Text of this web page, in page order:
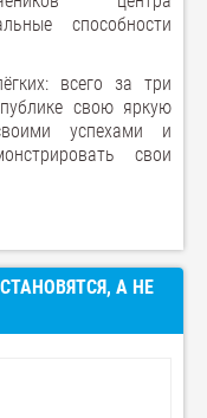
способности
всего за три
свою яркую
успехами и
свои
А НЕ